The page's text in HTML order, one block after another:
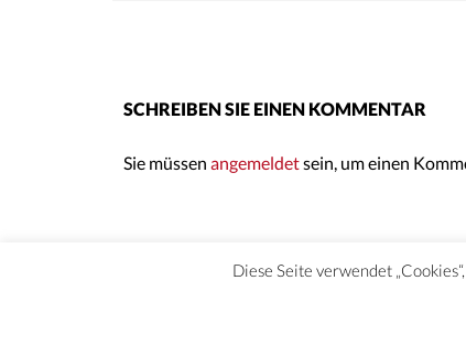
SCHREIBEN SIE EINEN KOMMENTAR
Sie müssen angemeldetsein, um einen
Diese Seite verwendet